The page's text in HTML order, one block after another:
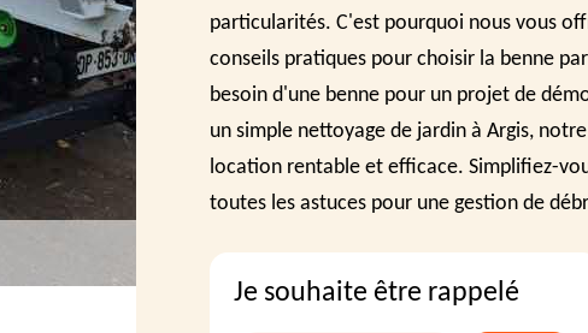
particularités. C'est pourquoi nous vous
conseils pratiques pour choisir la benne
besoin d'une benne pour un projet de
un simple nettoyage de jardin à Argis,
location rentable et efficace. Simplifiez-
toutes les astuces pour une gestion de
Je souhaite être rappelé